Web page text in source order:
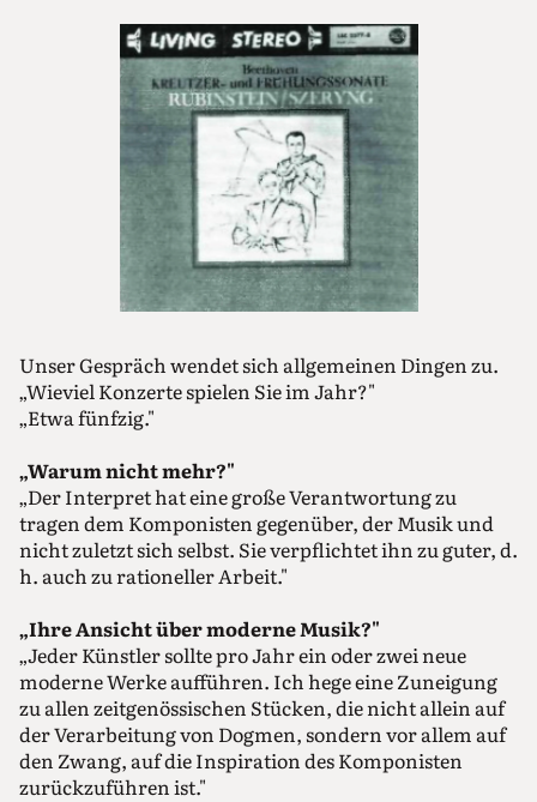
Unser Gespräch wendet sich allgemeinen Dingen zu.
„Wieviel Konzerte spielen Sie im Jahr?"
„Etwa fünfzig."
„Warum nicht mehr?"
„Der Interpret hat eine große Verantwortung zu
tragen dem Komponisten gegenüber, der Musik und
nicht zuletzt sich selbst. Sie verpflichtet ihn zu guter, d.
h. auch zu rationeller Arbeit."
„Ihre Ansicht über moderne Musik?"
„Jeder Künstler sollte pro Jahr ein oder zwei neue
moderne Werke aufführen. Ich hege eine Zuneigung
zu allen zeitgenössischen Stücken, die nicht allein auf
der Verarbeitung von Dogmen, sondern vor allem auf
den Zwang, auf die Inspiration des Komponisten
zurückzuführen ist."